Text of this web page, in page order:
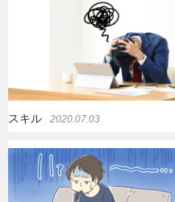
スキル 2020.07.03